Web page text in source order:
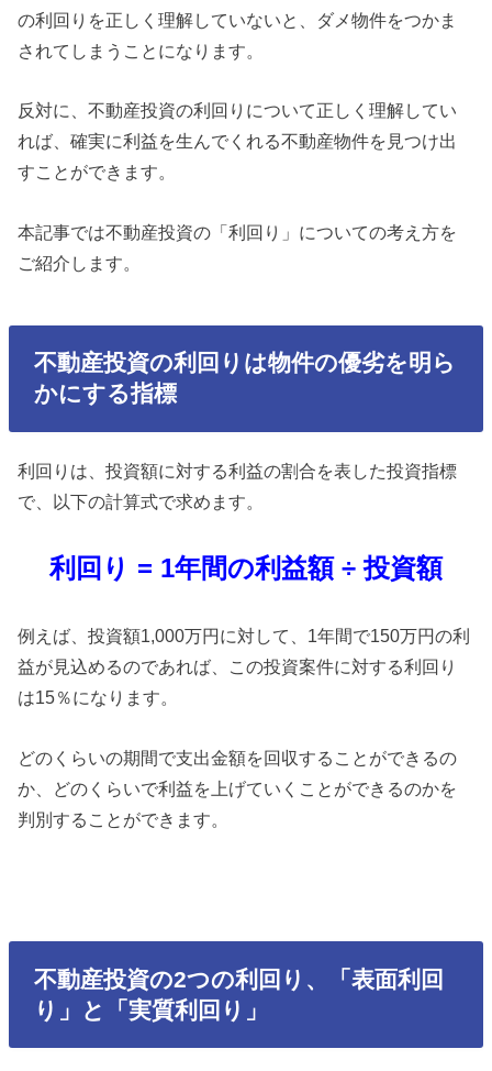
の利回りを正しく理解していないと、ダメ物件をつかま
されてしまうことになります。
反対に、不動産投資の利回りについて正しく理解してい
れば、確実に利益を生んでくれる不動産物件を見つけ出
すことができます。
本記事では不動産投資の「利回り」についての考え方を
ご紹介します。
不動産投資の利回りは物件の優劣を明ら
かにする指標
利回りは、投資額に対する利益の割合を表した投資指標
で、以下の計算式で求めます。
利回り = 1年間の利益額 ÷ 投資額
例えば、投資額1,000万円に対して、1年間で150万円の利
益が見込めるのであれば、この投資案件に対する利回り
は15％になります。
どのくらいの期間で支出金額を回収することができるの
か、どのくらいで利益を上げていくことができるのかを
判別することができます。
不動産投資の2つの利回り、「表面利回
り」と「実質利回り」